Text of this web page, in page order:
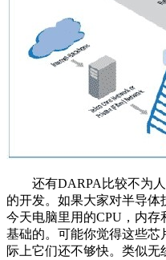
还有DARPA比较不为人
的开发。如果大家对半导体
今天电脑里用的CPU，内
基础的。可能你觉得这些
际上它们还不够快。类似无